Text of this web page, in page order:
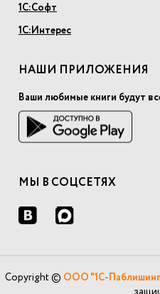
1С:Софт
1С:Интерес
НАШИ ПРИЛОЖЕНИЯ
Ваши любимые книги будут
МЫ В СОЦСЕТЯХ
Copyright © ООО "1С-